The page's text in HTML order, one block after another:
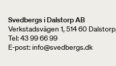
Svedbergs i Dalstorp AB
Verkstadsvägen 1, 514 60
Tel: 43 99 66 99
E-post: info@svedbergs.dk